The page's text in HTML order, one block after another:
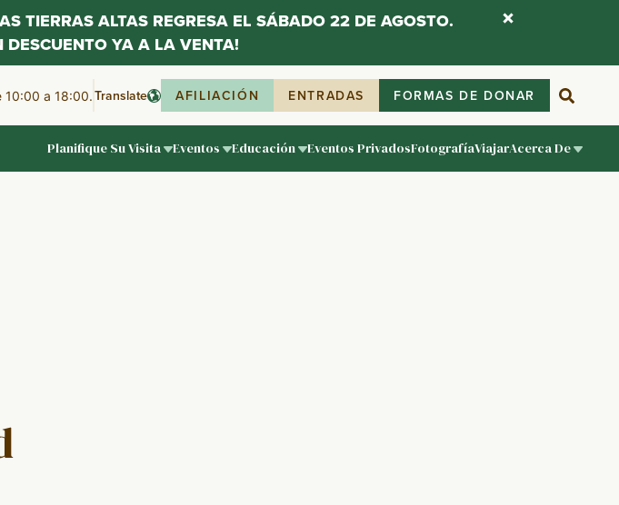
10:00 a 18:00.Translate AFILIACIÓN ENTRADAS FORMAS DE DONAR
Planifique Su Visita Eventos Educación Eventos PrivadosFotografíaViajarAcerca De
TIERRAS ALTAS REGRESA EL SÁBADO 22 DE AGOSTO.
DESCUENTO YA A LA VENTA!